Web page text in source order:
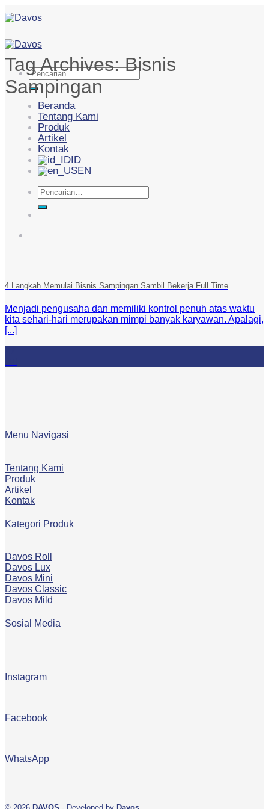
to
Pencarian
untuk:
Beranda
Tentang Kami
Produk
Artikel
Kontak
ID
EN
Pencarian
untuk:
Tag Archives:Bisnis
Sampingan
4 Langkah Memulai Bisnis Sampingan Sambil Bekerja Full Time
Menjadi pengusaha dan memiliki kontrol penuh atas waktu
kita sehari-hari merupakan mimpi banyak karyawan. Apalagi,
[...]
Menu Navigasi
Tentang Kami
Produk
Artikel
Kontak
Kategori Produk
Davos Roll
Davos Lux
Davos Mini
Davos Classic
Davos Mild
Sosial Media
Instagram
Facebook
WhatsApp